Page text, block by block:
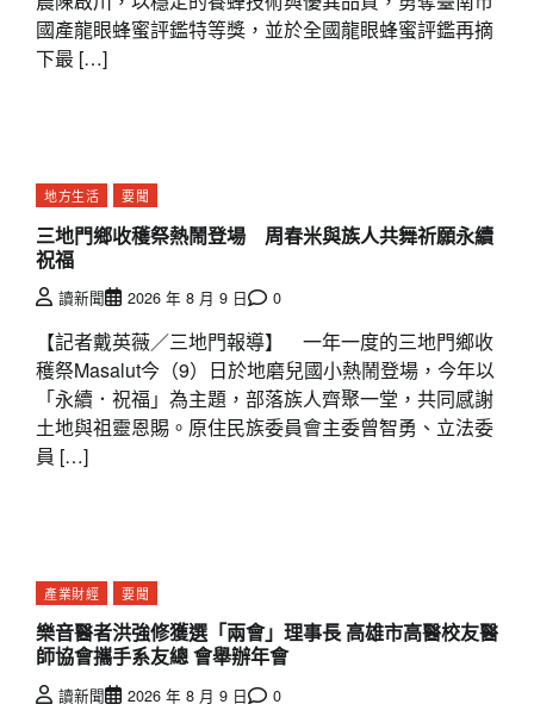
國產龍眼蜂蜜評鑑特等獎，並於全國龍眼蜂蜜評鑑再摘
下最 […]
地方生活 要聞
三地門鄉收穫祭熱鬧登場 周春米與族人共舞祈願永續
祝福
讀新聞 2026 年 8 月 9 日 0
【記者戴英薇／三地門報導】 一年一度的三地門鄉收
穫祭Masalut今（9）日於地磨兒國小熱鬧登場，今年以
「永續．祝福」為主題，部落族人齊聚一堂，共同感謝
土地與祖靈恩賜。原住民族委員會主委曾智勇、立法委
員 […]
產業財經 要聞
樂音醫者洪強修獲選「兩會」理事長 高雄市高醫校友醫
師協會攜手系友總 會舉辦年會
讀新聞 2026 年 8 月 9 日 0